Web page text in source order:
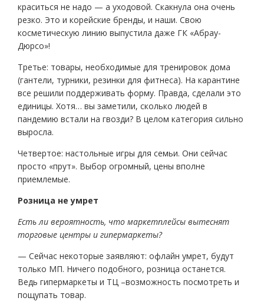
краситься не надо — а уходовой. Скакнула она очень
резко. Это и корейские бренды, и наши. Свою
косметическую линию выпустила даже ГК «Абрау-
Дюрсо»!
Третье: товары, необходимые для тренировок дома
(гантели, турники, резинки для фитнеса). На карантине
все решили поддерживать форму. Правда, сделали это
единицы. Хотя… вы заметили, сколько людей в
пандемию встали на гвозди? В целом категория сильно
выросла.
Четвертое: настольные игры для семьи. Они сейчас
просто «прут». Выбор огромный, цены вполне
приемлемые.
Розница не умрет
Есть ли вероятность, что маркетплейсы вытеснят
торговые центры и гипермаркеты?
— Сейчас некоторые заявляют: офлайн умрет, будут
только МП. Ничего подобного, розница останется.
Ведь гипермаркеты и ТЦ –возможность посмотреть и
пощупать товар.